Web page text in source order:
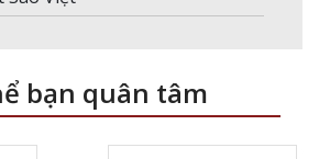
bạn quân tâm